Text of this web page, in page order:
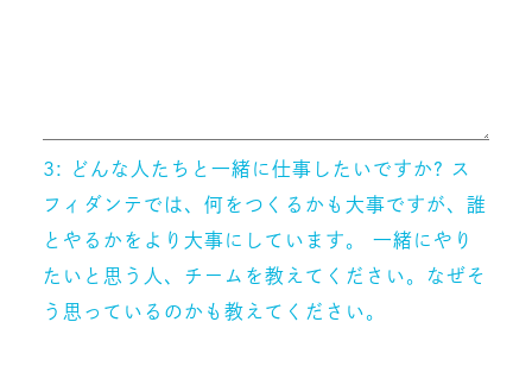
3: どんな人たちと一緒に仕事したいですか? ス
フィダンテでは、何をつくるかも大事ですが、誰
とやるかをより大事にしています。 一緒にやり
たいと思う人、チームを教えてください。なぜそ
う思っているのかも教えてください。